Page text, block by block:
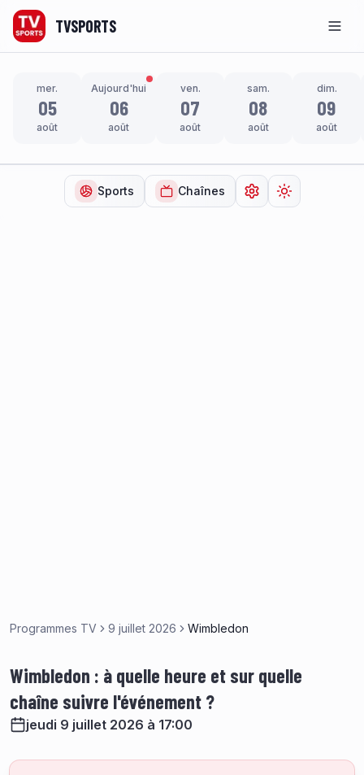
TVSPORTS
mer.
05
août
Aujourd'hui
06
août
ven.
07
août
sam.
08
août
dim.
09
août
Sports Chaînes Ouvrir lesChanger de
Programmes TV 9 juillet 2026 Wimbledon
Wimbledon : à quelle heure et sur quelle
chaîne suivre l'événement ?
jeudi 9 juillet 2026 à 17:00